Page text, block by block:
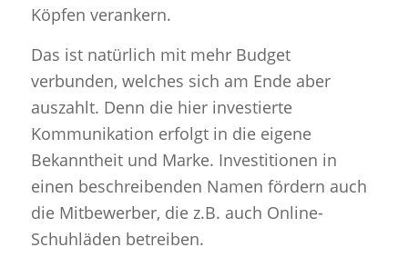
Köpfen verankern.
Das ist natürlich mit mehr Budget
verbunden, welches sich am Ende aber
auszahlt. Denn die hier investierte
Kommunikation erfolgt in die eigene
Bekanntheit und Marke. Investitionen in
einen beschreibenden Namen fördern auch
die Mitbewerber, die z.B. auch Online-
Schuhläden betreiben.